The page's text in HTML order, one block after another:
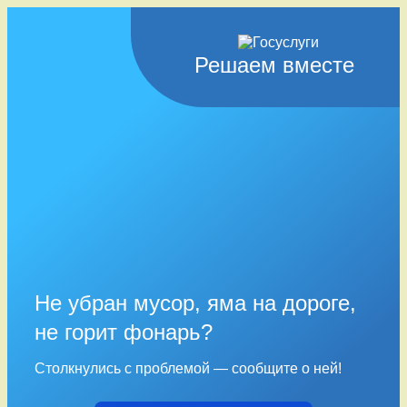
Решаем вместе
Не убран мусор, яма на дороге,
не горит фонарь?
Столкнулись с проблемой — сообщите о ней!